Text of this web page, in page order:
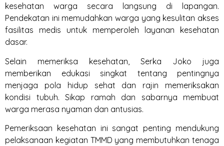
kesehatan warga secara langsung di lapangan.
Pendekatan ini memudahkan warga yang kesulitan akses
fasilitas medis untuk memperoleh layanan kesehatan
dasar.
Selain memeriksa kesehatan, Serka Joko juga
memberikan edukasi singkat tentang pentingnya
menjaga pola hidup sehat dan rajin memeriksakan
kondisi tubuh. Sikap ramah dan sabarnya membuat
warga merasa nyaman dan antusias.
Pemeriksaan kesehatan ini sangat penting mendukung
pelaksanaan kegiatan TMMD yang membutuhkan tenaga